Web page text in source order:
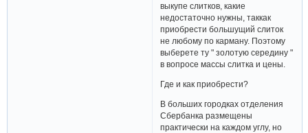
выкупе слитков, какие
недостаточно нужны, таккак
приобрести большущий слиток
не любому по карману. Поэтому
выберете ту " золотую середину "
в вопросе массы слитка и цены.
Где и как приобрести?
В больших городках отделения
Сбербанка размещены
практически на каждом углу, но